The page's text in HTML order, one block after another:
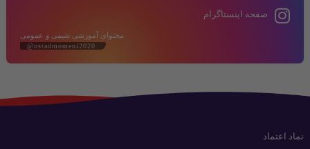
صفحه اینستاگرام
محتوای آموزشی شیمی و عمومی
@ostadmomeni2020
نماد اعتماد